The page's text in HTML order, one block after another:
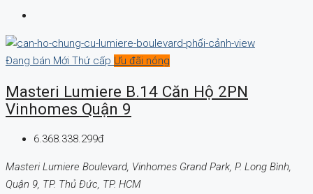
Đang bán Mới Thứ cấp Ưu đãi nóng
Masteri Lumiere B.14 Căn Hộ 2PN
Vinhomes Quận 9
6.368.338.299đ
Masteri Lumiere Boulevard, Vinhomes Grand Park, P. Long Bình,
Quận 9, TP. Thủ Đức, TP. HCM